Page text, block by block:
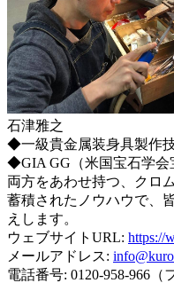
石津雅之
◆一級貴金属装身具製作
◆GIA GG（米国宝石学会
両方をあわせ持つ、クロ
蓄積されたノウハウで、
えします。
ウェブサイトURL: https://
メールアドレス:
電話番号: 0120-958-966（